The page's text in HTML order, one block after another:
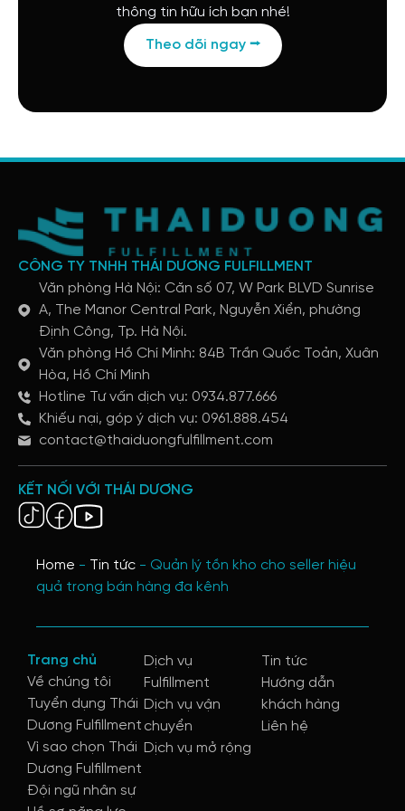
thông tin hữu ích bạn nhé!
Theo dõi ngay ⭢
CÔNG TY TNHH THÁI DƯƠNG FULFILLMENT
Văn phòng Hà Nội: Căn số 07, W Park BLVD Sunrise
A, The Manor Central Park, Nguyễn Xiển, phường
Định Công, Tp. Hà Nội.
Văn phòng Hồ Chí Minh: 84B Trần Quốc Toản, Xuân
Hòa, Hồ Chí Minh
Hotline Tư vấn dịch vụ: 0934.877.666
Khiếu nại, góp ý dịch vụ: 0961.888.454
contact@thaiduongfulfillment.com
KẾT NỐI VỚI THÁI DƯƠNG
Home - Tin tức - Quản lý tồn kho cho seller hiệu
quả trong bán hàng đa kênh
Trang chủ
Về chúng tôi
Tuyển dụng Thái
Dương Fulfillment
Vì sao chọn Thái
Dương Fulfillment
Đội ngũ nhân sự
Dịch vụ
Fulfillment
Dịch vụ vận
chuyển
Dịch vụ mở rộng
Tin tức
Hướng dẫn
khách hàng
Liên hệ